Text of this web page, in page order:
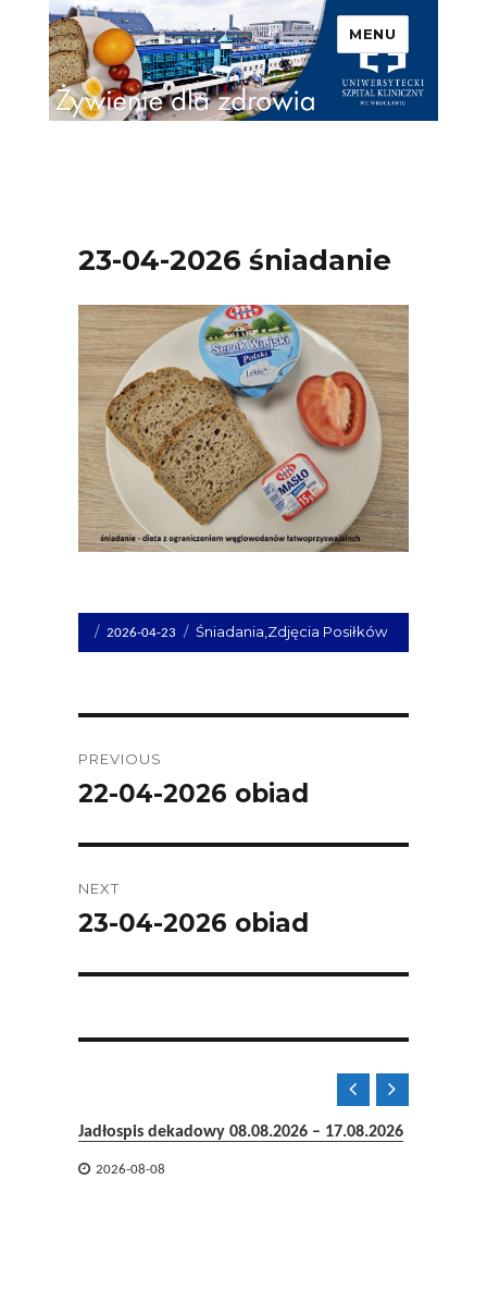
Uniwersytecki Szpital
Kliniczny we Wrocławiu –
Żywienie dla zdrowia
MENU
23-04-2026 śniadanie
Opublikowano
dnia
2026-04-23 Kategorie
Śniadania Zdjęcia Posiłków
navigation
PREVIOUS
Previous
22-04-2026 obiad
NEXT
Next
23-04-2026 obiad

Jadłospis dekadowy 08.08.2026 – 17.08.2026
 2026-08-08
